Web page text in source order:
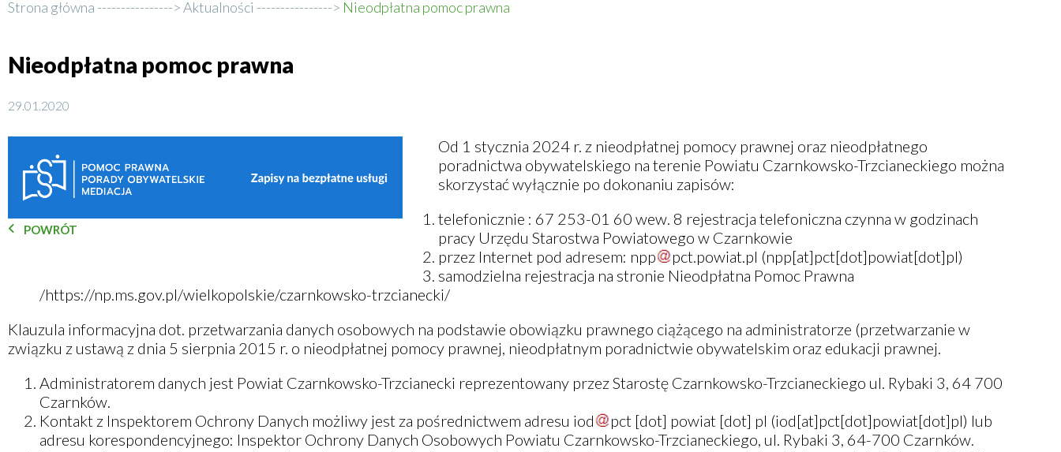
nawigacyjna
Strona główna Aktualności Nieodpłatna pomoc prawna
Nieodpłatna pomoc prawna
29.01.2020
POWRÓT
Od 1 stycznia 2024 r. z nieodpłatnej pomocy prawnej oraz nieodpłatnego
poradnictwa obywatelskiego na terenie Powiatu Czarnkowsko-Trzcianeckiego można
skorzystać wyłącznie po dokonaniu zapisów:
telefonicznie : 67 253-01 60 wew. 8 rejestracja telefoniczna czynna w godzinach
pracy Urzędu Starostwa Powiatowego w Czarnkowie
przez Internet pod adresem: npp pct.powiat.pl (npp[at]pct[dot]powiat[dot]pl)
samodzielna rejestracja na stronie Nieodpłatna Pomoc Prawna
/https://np.ms.gov.pl/wielkopolskie/czarnkowsko-trzcianecki/
Klauzula informacyjna dot. przetwarzania danych osobowych na podstawie obowiązku prawnego ciążącego na administratorze (przetwarzanie w
związku z ustawą z dnia 5 sierpnia 2015 r. o nieodpłatnej pomocy prawnej, nieodpłatnym poradnictwie obywatelskim oraz edukacji prawnej.
Administratorem danych jest Powiat Czarnkowsko-Trzcianecki reprezentowany przez Starostę Czarnkowsko-Trzcianeckiego ul. Rybaki 3, 64 700
Czarnków.
Kontakt z Inspektorem Ochrony Danych możliwy jest za pośrednictwem adresu iod pct [dot] powiat [dot] pl (iod[at]pct[dot]powiat[dot]pl) lub
adresu korespondencyjnego: Inspektor Ochrony Danych Osobowych Powiatu Czarnkowsko-Trzcianeckiego, ul. Rybaki 3, 64-700 Czarnków.